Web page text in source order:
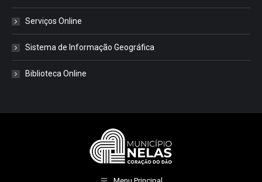
Serviços Online
Sistema de Informação Geográfica
Biblioteca Online